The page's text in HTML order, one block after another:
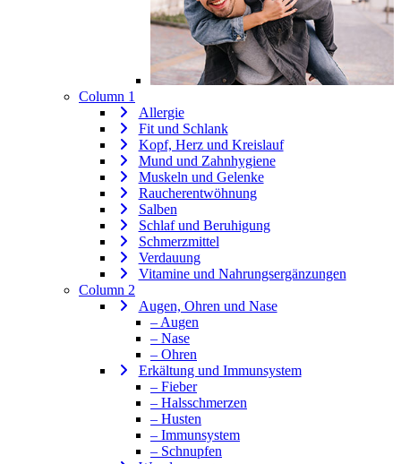
Column 1
Allergie
Fit und Schlank
Kopf, Herz und Kreislauf
Mund und Zahnhygiene
Muskeln und Gelenke
Raucherentwöhnung
Salben
Schlaf und Beruhigung
Schmerzmittel
Verdauung
Vitamine und Nahrungsergänzungen
Column 2
Augen, Ohren und Nase
– Augen
– Nase
– Ohren
Erkältung und Immunsystem
– Fieber
– Halsschmerzen
– Husten
– Immunsystem
– Schnupfen